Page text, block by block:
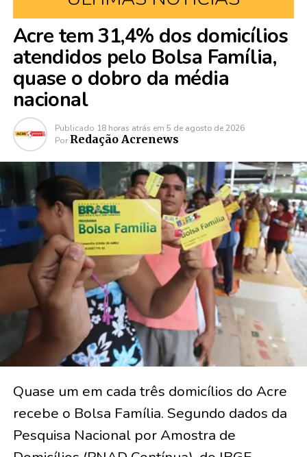
Acre tem 31,4% dos domicílios
atendidos pelo Bolsa Família,
quase o dobro da média
nacional
Publicado 18 horas atrás em 5 de agosto de 2026
Por Redação Acrenews
Quase um em cada três domicílios do Acre
recebe o Bolsa Família. Segundo dados da
Pesquisa Nacional por Amostra de